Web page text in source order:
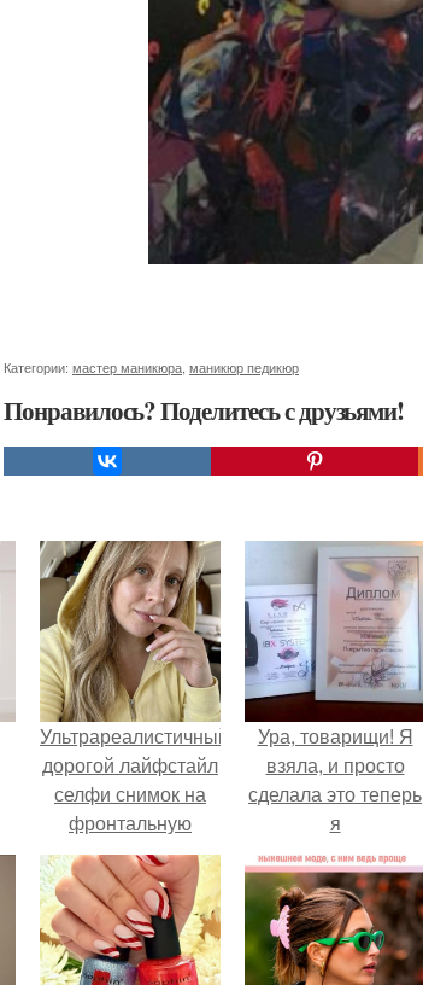
Категории: мастер маникюра маникюр педикюр
Понравилось? Поделитесь с друзьями!
Ультрареалистичный
дорогой лайфстайл
селфи снимок на
фронтальную
камеру.
Ура, товарищи! Я
взяла, и просто
сделала это теперь
я
дипломированный
мастер всех видов
маникюра!